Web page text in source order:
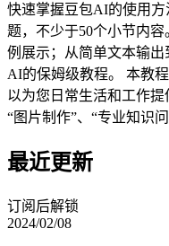
快速掌握豆包AI的使用
题，不少于50个小节内
例展示；从简单文本输
AI的保姆级教程。 本教
以为您日常生活和工作提
“图片制作”、“专业知识
最近更新
订阅后解锁
2024/02/08